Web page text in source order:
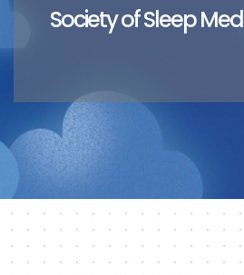
Society of Sleep